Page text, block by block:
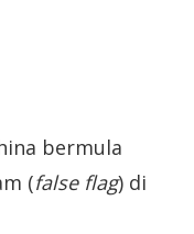
bermula
(false flag) di